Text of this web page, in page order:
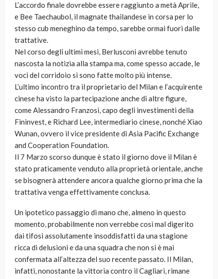
L’accordo finale dovrebbe essere raggiunto a metà Aprile,
e Bee Taechaubol, il magnate thailandese in corsa per lo
stesso cub meneghino da tempo, sarebbe ormai fuori dalle
trattative.
Nel corso degli ultimi mesi, Berlusconi avrebbe tenuto
nascosta la notizia alla stampa ma, come spesso accade, le
voci del corridoio si sono fatte molto più intense.
L’ultimo incontro tra il proprietario del Milan e l’acquirente
cinese ha visto la partecipazione anche di altre figure,
come Alessandro Franzosi, capo degli investimenti della
Fininvest, e Richard Lee, intermediario cinese, nonché Xiao
Wunan, ovvero il vice presidente di Asia Pacific Exchange
and Cooperation Foundation.
Il 7 Marzo scorso dunque è stato il giorno dove il Milan è
stato praticamente venduto alla proprietà orientale, anche
se bisognerà attendere ancora qualche giorno prima che la
trattativa venga effettivamente conclusa.
Un ipotetico passaggio di mano che, almeno in questo
momento, probabilmente non verrebbe così mal digerito
dai tifosi assolutamente insoddisfatti da una stagione
ricca di delusioni e da una squadra che non si è mai
confermata all’altezza del suo recente passato. Il Milan,
infatti, nonostante la vittoria contro il Cagliari, rimane